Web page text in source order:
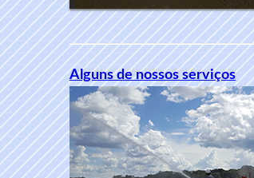
Alguns de nossos serviços